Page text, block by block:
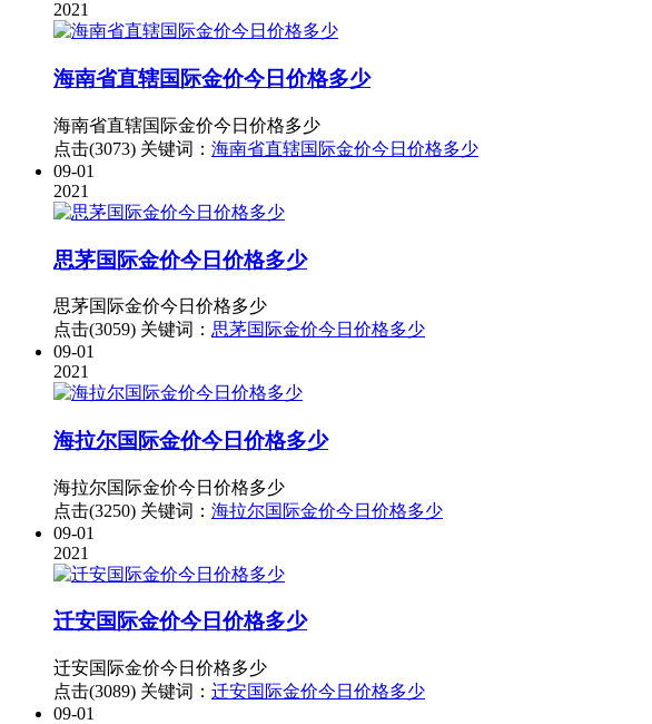
2021
海南省直辖国际金价今日价格多少
海南省直辖国际金价今日价格多少
点击(3073) 关键词： 海南省直辖国际金价今日价格多少
09-01
2021
思茅国际金价今日价格多少
思茅国际金价今日价格多少
点击(3059) 关键词： 思茅国际金价今日价格多少
09-01
2021
海拉尔国际金价今日价格多少
海拉尔国际金价今日价格多少
点击(3250) 关键词： 海拉尔国际金价今日价格多少
09-01
2021
迁安国际金价今日价格多少
迁安国际金价今日价格多少
点击(3089) 关键词： 迁安国际金价今日价格多少
09-01